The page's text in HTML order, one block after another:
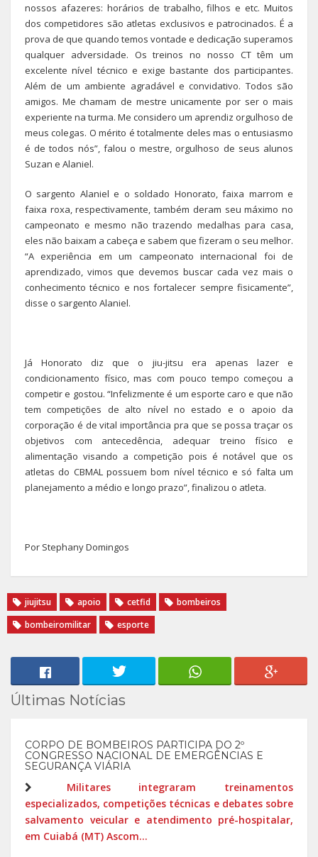
nossos afazeres: horários de trabalho, filhos e etc. Muitos
dos competidores são atletas exclusivos e patrocinados. É a
prova de que quando temos vontade e dedicação superamos
qualquer adversidade. Os treinos no nosso CT têm um
excelente nível técnico e exige bastante dos participantes.
Além de um ambiente agradável e convidativo. Todos são
amigos. Me chamam de mestre unicamente por ser o mais
experiente na turma. Me considero um aprendiz orgulhoso de
meus colegas. O mérito é totalmente deles mas o entusiasmo
é de todos nós”, falou o mestre, orgulhoso de seus alunos
Suzan e Alaniel.
O sargento Alaniel e o soldado Honorato, faixa marrom e
faixa roxa, respectivamente, também deram seu máximo no
campeonato e mesmo não trazendo medalhas para casa,
eles não baixam a cabeça e sabem que fizeram o seu melhor.
“A experiência em um campeonato internacional foi de
aprendizado, vimos que devemos buscar cada vez mais o
conhecimento técnico e nos fortalecer sempre fisicamente”,
disse o sargento Alaniel.
Já Honorato diz que o jiu-jitsu era apenas lazer e
condicionamento físico, mas com pouco tempo começou a
competir e gostou. “Infelizmente é um esporte caro e que não
tem competições de alto nível no estado e o apoio da
corporação é de vital importância pra que se possa traçar os
objetivos com antecedência, adequar treino físico e
alimentação visando a competição pois é notável que os
atletas do CBMAL possuem bom nível técnico e só falta um
planejamento a médio e longo prazo”, finalizou o atleta.
Por Stephany Domingos
jiujitsu apoio cetfid
bombeiros
bombeiromilitar
esporte
Últimas Notícias
CORPO DE BOMBEIROS PARTICIPA DO 2º
CONGRESSO NACIONAL DE EMERGÊNCIAS E
SEGURANÇA VIÁRIA
Militares integraram treinamentos
especializados, competições técnicas e debates sobre
salvamento veicular e atendimento pré-hospitalar,
em Cuiabá (MT) Ascom...